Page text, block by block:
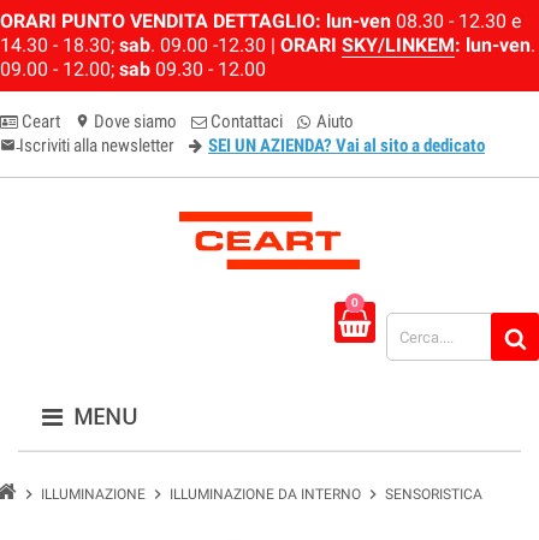
ORARI PUNTO VENDITA DETTAGLIO: lun-ven 08.30 - 12.30 e
14.30 - 18.30; sab. 09.00 -12.30 | ORARI SKY/LINKEM: lun-ven.
09.00 - 12.00; sab 09.30 - 12.00
Ceart location_on Dove siamo Contattaci Aiuto
email-newsletter
Iscriviti alla newsletter SEI UN AZIENDA? Vai al sito a dedicato
0
MENU
chevron_right ILLUMINAZIONE chevron_right ILLUMINAZIONE DA INTERNO chevron_right SENSORISTICA